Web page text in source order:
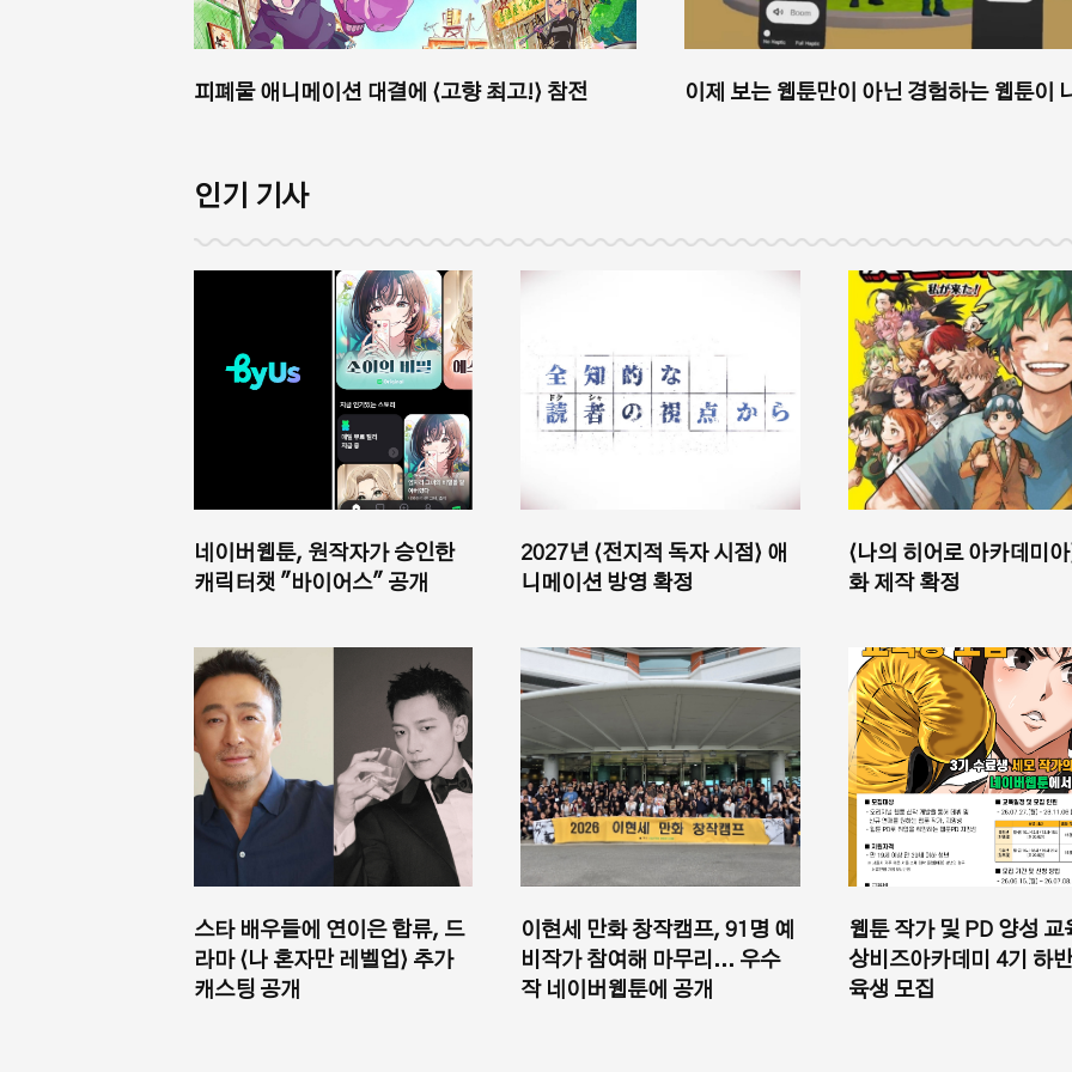
피폐물 애니메이션 대결에 ⟨고향 최고!⟩ 참전 이제 보는 웹툰만이 아닌 경험하는 웹툰이
인기 기사
네이버웹툰, 원작자가 승인한
캐릭터챗 "바이어스" 공개
2027년 ⟨전지적 독자 시점⟩ 애
니메이션 방영 확정
⟨나의 히어로 아카데미아
화 제작 확정
스타 배우들에 연이은 합류, 드
라마 ⟨나 혼자만 레벨업⟩ 추가
캐스팅 공개
이현세 만화 창작캠프, 91명 예
비작가 참여해 마무리... 우수
작 네이버웹툰에 공개
웹툰 작가 및 PD 양성 교
상비즈아카데미 4기 하
육생 모집